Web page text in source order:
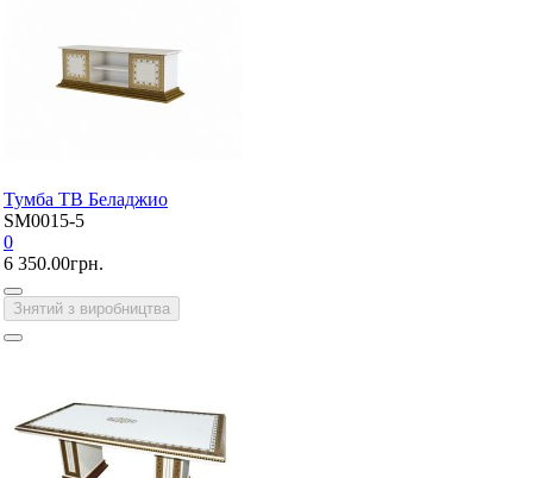
Тумба ТВ Беладжио
SM0015-5
0
6 350.00грн.
Знятий з виробництва